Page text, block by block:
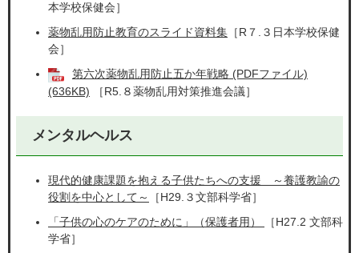
本学校保健会］
薬物乱用防止教育のスライド資料集 ［R７.３日本学校保健
会］
第六次薬物乱用防止五か年戦略 (PDFファイル)
(636KB) ［R5.８薬物乱用対策推進会議］
メンタルヘルス
現代的健康課題を抱える子供たちへの支援 ～養護教諭の
役割を中心として～
［H29.３文部科学省］
「子供の心のケアのために」（保護者用）
［H27.2 文部科
学省］